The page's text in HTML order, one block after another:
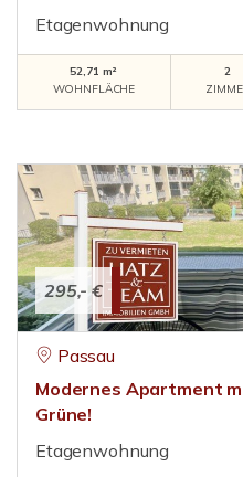
Etagenwohnung
52,71 m²
WOHNFLÄCHE
2
295,- €
Passau
Modernes Apartment
Grüne!
Etagenwohnung